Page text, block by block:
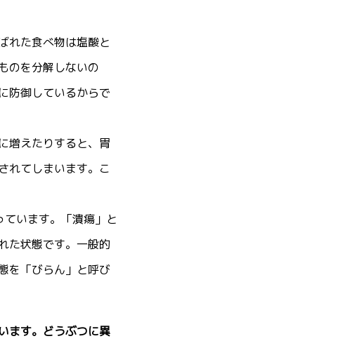
れた食べ物は塩酸と
のを分解しないの
防御しているからで
増えたりすると、胃
れてしまいます。こ
います。「潰瘍」と
た状態です。一般的
を「びらん」と呼び
ます。どうぶつに異